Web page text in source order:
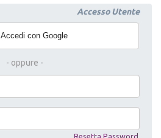
Accedi con Google
- oppure -
Resetta Password